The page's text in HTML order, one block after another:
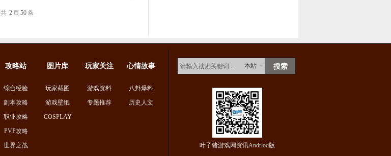
共 2页50条
攻略站
综合经验
副本攻略
职业攻略
PVP攻略
世界之战
图片库
玩家截图
游戏壁纸
COSPLAY
玩家关注
游戏资料
专题推荐
心情故事
八卦爆料
历史人文
本站
叶子猪游戏网资讯Andriod版